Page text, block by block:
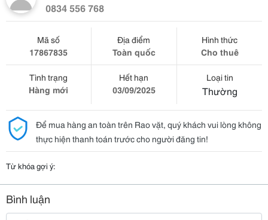
0834 556 768
Mã số
17867835
Địa điểm
Toàn quốc
Hình thức
Cho thuê
Tình trạng
Hàng mới
Hết hạn
03/09/2025
Loại tin
Thường
Để mua hàng an toàn trên Rao vặt, quý khách vui lòng không
thực hiện thanh toán trước cho người đăng tin!
Từ khóa gợi ý:
Bình luận